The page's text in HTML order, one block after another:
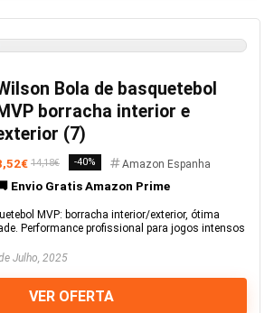
Bola de basquetebol
borracha interior e
(7)
14,18€ -40% Amazon Espanha
Envio Gratis Amazon Prime
MVP: borracha interior/exterior, ótima
Performance profissional para jogos intensos
Julho, 2025
VER OFERTA